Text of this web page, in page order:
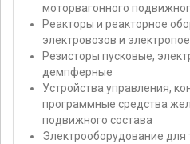
моторвагонного
Реакторы и реакторное
электровозов и
Резисторы пусковые,
демпферные
Устройства управления,
программные средства
подвижного состава
Электрооборудование для